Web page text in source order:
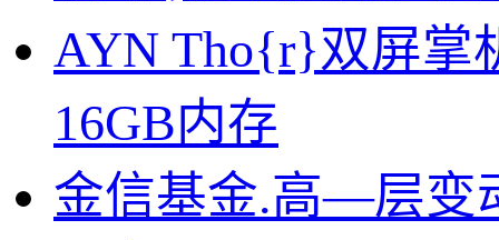
AYN Tho{r}双屏掌
16GB内存
金信基金.高—层变